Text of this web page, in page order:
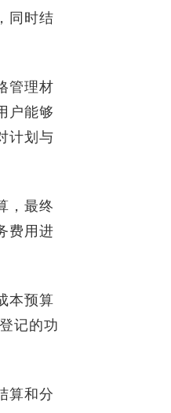
同时结
管理材
户能够
计划与
，最终
费用进
本预算
记的功
算和分